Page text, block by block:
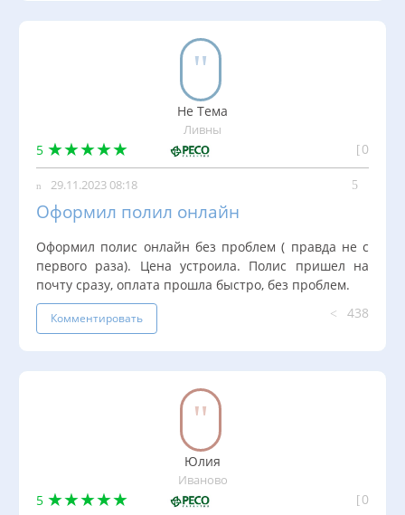
Не Тема
Ливны
5 0
29.11.2023 08:18
Оформил полил онлайн
Оформил полис онлайн без проблем ( правда не с
первого раза). Цена устроила. Полис пришел на
почту сразу, оплата прошла быстро, без проблем.
Комментировать 438
Юлия
Иваново
5 0